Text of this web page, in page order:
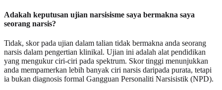
Adakah keputusan ujian narsisisme saya bermakna saya
seorang narsis?
Tidak, skor pada ujian dalam talian tidak bermakna anda seorang
narsis dalam pengertian klinikal. Ujian ini adalah alat pendidikan
yang mengukur ciri-ciri pada spektrum. Skor tinggi menunjukkan
anda mempamerkan lebih banyak ciri narsis daripada purata, tetapi
ia bukan diagnosis formal Gangguan Personaliti Narsisistik (NPD).